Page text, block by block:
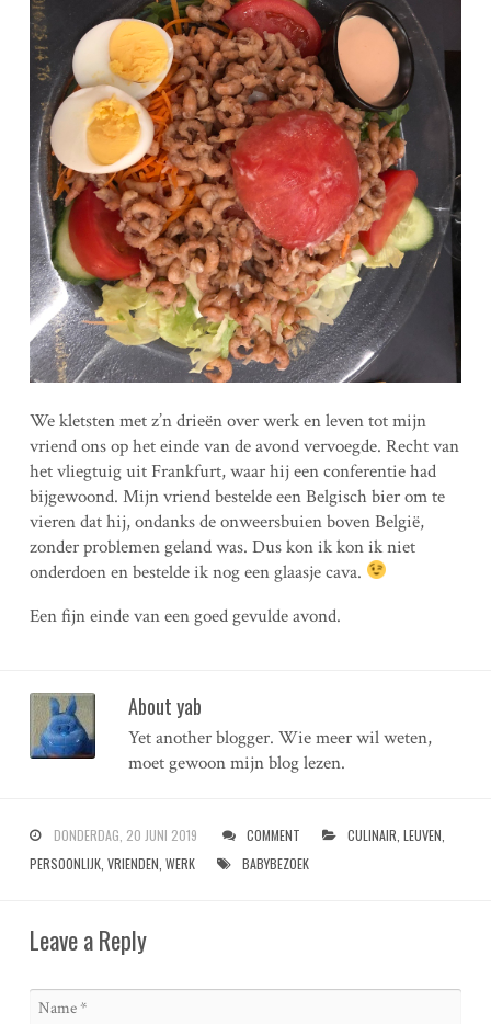
We kletsten met z’n drieën over werk en leven tot mijn
vriend ons op het einde van de avond vervoegde. Recht van
het vliegtuig uit Frankfurt, waar hij een conferentie had
bijgewoond. Mijn vriend bestelde een Belgisch bier om te
vieren dat hij, ondanks de onweersbuien boven België,
zonder problemen geland was. Dus kon ik kon ik niet
onderdoen en bestelde ik nog een glaasje cava.
Een fijn einde van een goed gevulde avond.
About yab
Yet another blogger. Wie meer wil weten,
moet gewoon mijn blog lezen.
DONDERDAG, 20 JUNI 2019 COMMENT CULINAIR LEUVEN
PERSOONLIJK, VRIENDEN WERK BABYBEZOEK
Leave a Reply